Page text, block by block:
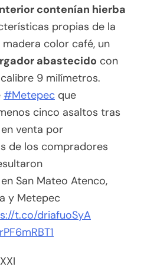
contenían hierba
propias de la
color café, un
abastecido con
9 milímetros.
#Metepec que
cinco asaltos tras
venta por
de los compradores
San Mateo Atenco,
y Metepec
t.co/driafuoSyA